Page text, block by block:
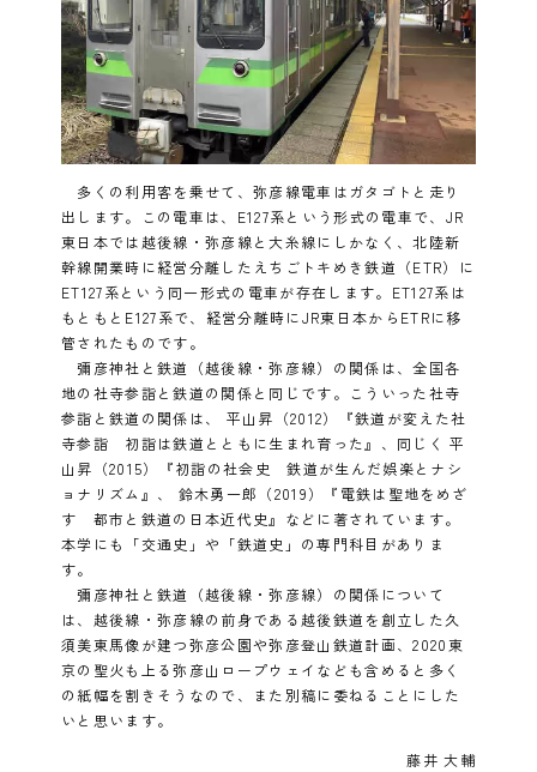
多くの利用客を乗せて、弥彦線電車はガタゴトと走り
出します。この電車は、E127系という形式の電車で、JR
東日本では越後線・弥彦線と大糸線にしかなく、北陸新
幹線開業時に経営分離したえちごトキめき鉄道（ETR）に
ET127系という同一形式の電車が存在します。ET127系は
もともとE127系で、経営分離時にJR東日本からETRに移
管されたものです。
彌彦神社と鉄道（越後線・弥彦線）の関係は、全国各
地の社寺参詣と鉄道の関係と同じです。こういった社寺
参詣と鉄道の関係は、 平山昇（2012）『鉄道が変えた社
寺参詣 初詣は鉄道とともに生まれ育った』、同じく 平
山昇（2015）『初詣の社会史 鉄道が生んだ娯楽とナシ
ョナリズム』、 鈴木勇一郎（2019）『電鉄は聖地をめざ
す 都市と鉄道の日本近代史』などに著されています。
本学にも「交通史」や「鉄道史」の専門科目がありま
す。
彌彦神社と鉄道（越後線・弥彦線）の関係について
は、越後線・弥彦線の前身である越後鉄道を創立した久
須美東馬像が建つ弥彦公園や弥彦登山鉄道計画、2020東
京の聖火も上る弥彦山ロープウェイなども含めると多く
の紙幅を割きそうなので、また別稿に委ねることにした
いと思います。
藤井 大輔